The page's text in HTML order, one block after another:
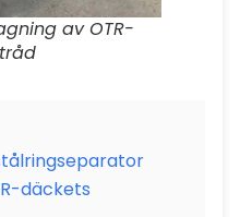
av OTR-
däckets